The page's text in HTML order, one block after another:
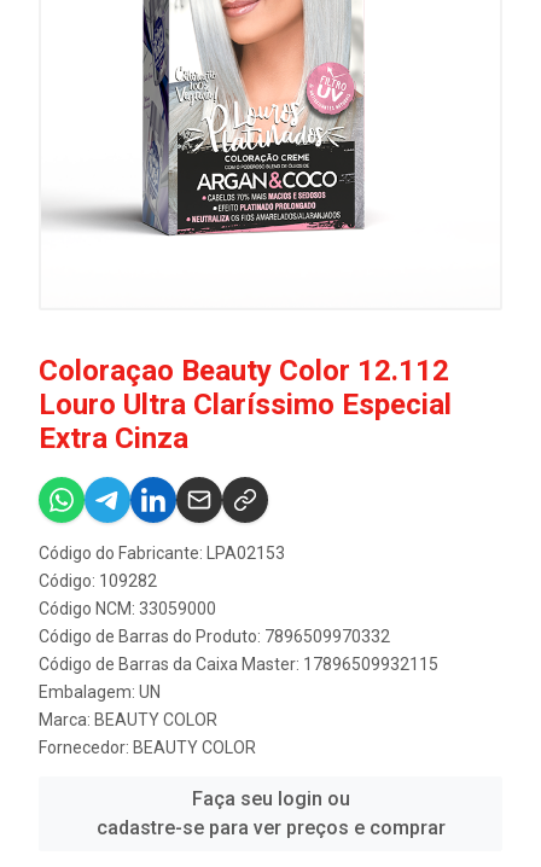
Coloraçao Beauty Color 12.112
Louro Ultra Claríssimo Especial
Extra Cinza
Código do Fabricante: LPA02153
Código: 109282
Código NCM: 33059000
Código de Barras do Produto: 7896509970332
Código de Barras da Caixa Master: 17896509932115
Embalagem: UN
Marca: BEAUTY COLOR
Fornecedor: BEAUTY COLOR
Faça seu login ou
cadastre-se para ver preços e comprar